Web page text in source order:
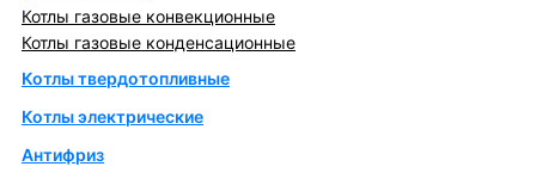
Котлы газовые конвекционные
Котлы газовые конденсационные
Котлы твердотопливные
Котлы электрические
Антифриз